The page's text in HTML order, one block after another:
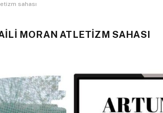
sahası
MORAN ATLETIZM SAHASI